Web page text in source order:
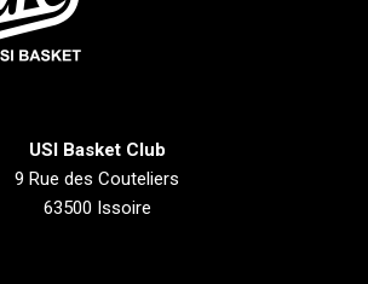
USI Basket Club
9 Rue des Couteliers
63500 Issoire